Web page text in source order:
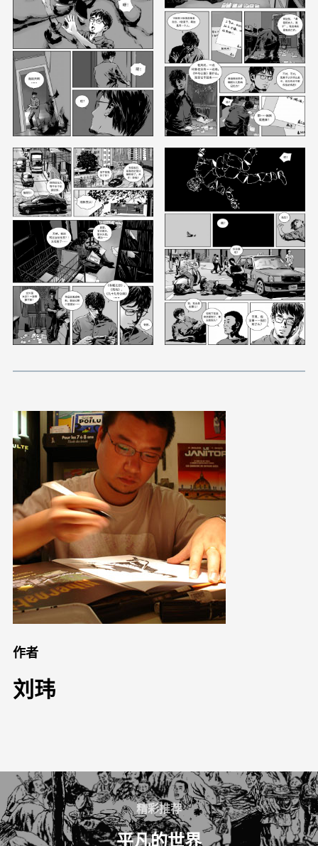
作者
刘玮
精彩推荐
平凡的世界